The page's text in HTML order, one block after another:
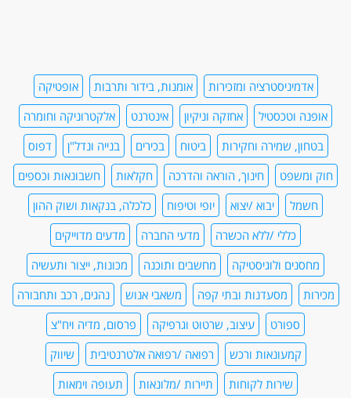
אדמיניסטרציה ומזכירות אומנות, בידור ותרבות
אופטיקה
אופנה וטכסטיל
אחזקה וניקיון אינטרנט
אלקטרוניקה וחומרה
בטחון, שמירה וחקירות
ביטוח בכירים בנייה ונדל"ן
דפוס
חוק ומשפט
חינוך, הוראה והדרכה חקלאות
חשבונאות וכספים
חשמל
יבוא /יצוא יופי וטיפוח
כלכלה, בנקאות ושוק ההון
כללי /ללא הכשרה
מדעי החברה
מדעים מדוייקים
מחסנים ולוגיסטיקה
מחשבים ותוכנה
מכונות, ייצור ותעשיה
מכירות
מסעדנות ובתי קפה משאבי אנוש
נהגים, רכב ותחבורה
ספורט
עיצוב, שרטוט וגרפיקה
פרסום, מדיה ויח"צ
קמעונאות ורכש
רפואה /רפואה אלטרנטיבית
שיווק
שירות לקוחות
תיירות /מלונאות תעופה וימאות